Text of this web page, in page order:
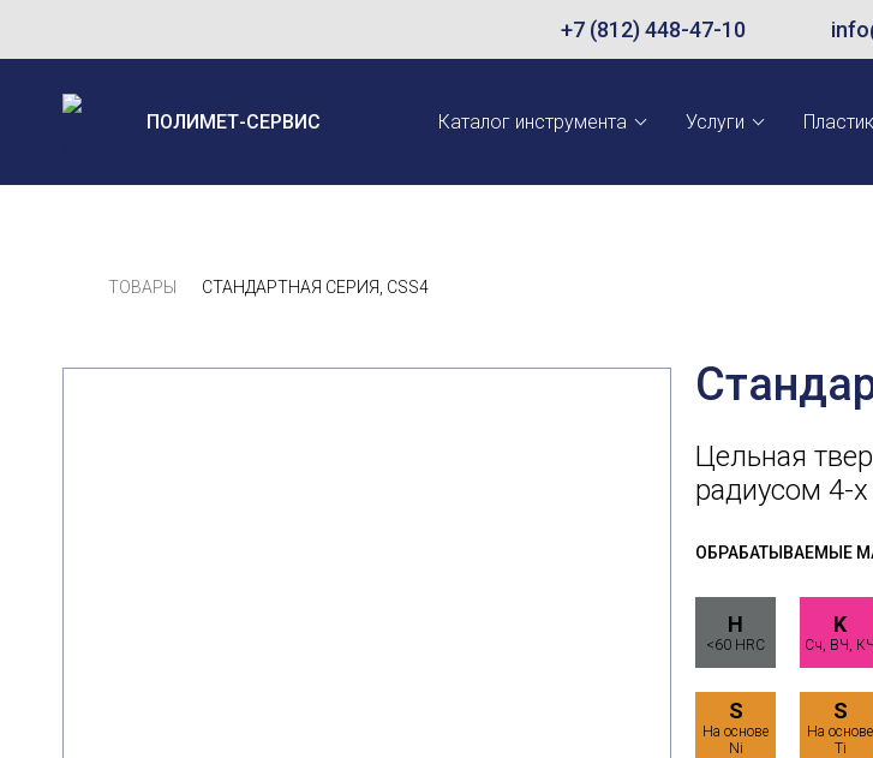
+7 (812) 448-47-10
ПОЛИМЕТ-СЕРВИС Каталог инструмента Услуги
ТОВАРЫ СТАНДАРТНАЯ СЕРИЯ, CSS4
Цельная
радиусом 4-х
ОБРАБАТЫВАЕМЫЕ
H
<60 HRC
K
Сч, ВЧ, КЧ
S
На основе
Ni
S
На основе
Ti